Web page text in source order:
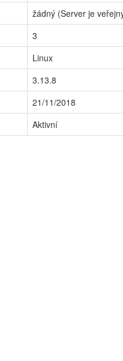
žádný (Server je
3
Linux
3.13.8
21/11/2018
Aktivní